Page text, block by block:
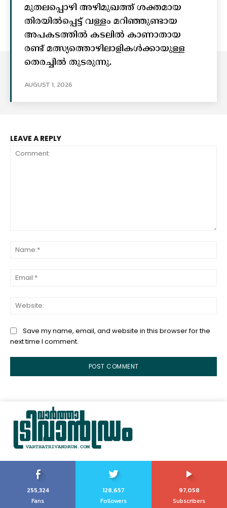
മുതലപ്പൊഴി അഴിമുഖത്ത് ശക്തമായ
തിരയിൽപ്പെട്ട് വള്ളം മറിഞ്ഞുണ്ടായ
അപകടത്തിൽ കടലിൽ കാണാതായ
രണ്ട് മത്സ്യത്തൊഴിലാളികൾക്കായുള്ള
തെരച്ചിൽ തുടരുന്നു.
AUGUST 1, 2026
LEAVE A REPLY
Save my name, email, and website in this browser for the
next time I comment.
255,324
Fans
128,657
Followers
97,058
Subscribers